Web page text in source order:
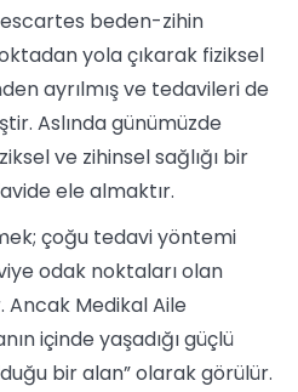
beden-zihin
yola çıkarak fiziksel
ayrılmış ve tedavileri de
Aslında günümüzde
ve zihinsel sağlığı bir
ele almaktır.
çoğu tedavi yöntemi
odak noktaları olan
Medikal Aile
içinde yaşadığı güçlü
bir alan” olarak görülür.